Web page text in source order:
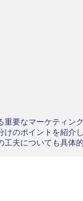
要なマーケティ
のポイントを紹
夫についても具体